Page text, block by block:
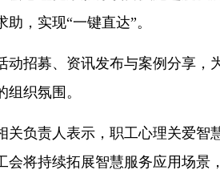
，实现“一键直达”。
动招募、资讯发布与案例分享，
织氛围。
关负责人表示，职工心理关爱智
会将持续拓展智慧服务应用场景